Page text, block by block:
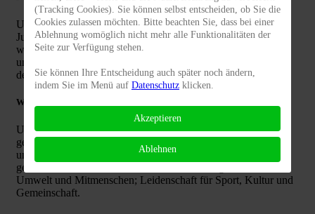
Unsere Jugend ist die Zukunft des Vereins: Alle Kinder und
Jugendlichen finden bei uns eine sportliche Heimat, egal
welche Sportart sie wählen. Werte wie Disziplin, Teamgeist
und Verantwortung werden vermittelt. Kooperation zwischen
den Abteilungen stärkt Zusammenhalt und Vielfalt.
Werte & Verhalten
Unser Handeln basiert auf klaren Grundwerten: Respekt
gegenüber Mitgliedern, Mitspielern, Trainern, Übungsleitern
und Gegnern; Fairness in allen sportlichen und
gemeinschaftlichen Aktivitäten; Verantwortung für Verein,
Umwelt und Mitmenschen; Leidenschaft für Sport, Kultur und
Gemeinschaft.
(Tracking Cookies). Sie können selbst entscheiden, ob Sie die
Cookies zulassen möchten. Bitte beachten Sie, dass bei einer
Ablehnung womöglich nicht mehr alle Funktionalitäten der
Seite zur Verfügung stehen.
Sie können Ihre Entscheidung auch später noch ändern,
indem Sie im Menü auf Datenschutz klicken.
Akzeptieren
Ablehnen